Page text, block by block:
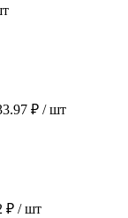
₽ / шт
₽ / шт